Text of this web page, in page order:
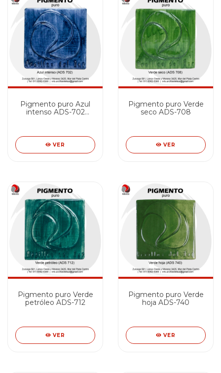
Pigmento puro Azul
intenso ADS-702
VER
Pigmento puro Verde
seco ADS-708
VER
Pigmento puro Verde
petróleo ADS-712
VER
Pigmento puro Verde
hoja ADS-740
VER